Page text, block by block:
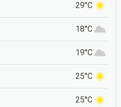
29°C
18°C
19°C
25°C
25°C